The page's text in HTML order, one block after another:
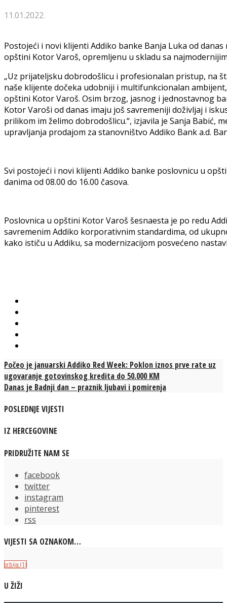
11.01.2022.
Postojeći i novi klijenti Addiko banke Banja Luka od
opštini Kotor Varoš, opremljenu u skladu sa
„Uz prijateljsku dobrodošlicu i profesionalan pristup, na
naše klijente dočeka udobniji i multifunkcionalan
opštini Kotor Varoš. Osim brzog, jasnog i jednostavnog
Kotor Varoši od danas imaju još savremeniji doživljaj i
prilikom im želimo dobrodošlicu.“, izjavila je Sanja Babić,
upravljanja prodajom za stanovništvo Addiko Bank a.d.
Svi postojeći i novi klijenti Addiko banke poslovnicu u
danima od 08.00 do 16.00 časova.
Poslovnica u opštini Kotor Varoš šesnaesta je po redu
savremenim Addiko korporativnim standardima, od
kako ističu u Addiku, sa modernizacijom posvećeno
Počeo je januarski Addiko Red Week: Poklon iznos prve rate uz
ugovaranje gotovinskog kredita do 50.000 KM
Danas je Badnji dan – praznik ljubavi i pomirenja
POSLEDNJE VIJESTI
IZ HERCEGOVINE
PRIDRUŽITE NAM SE
facebook
twitter
instagram
pinterest
rss
VIJESTI SA OZNAKOM…
srbija (1)
U ŽIŽI